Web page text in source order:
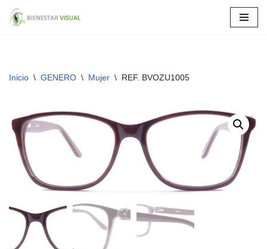
Inicio \ GENERO \ Mujer \ REF. BVOZU1005